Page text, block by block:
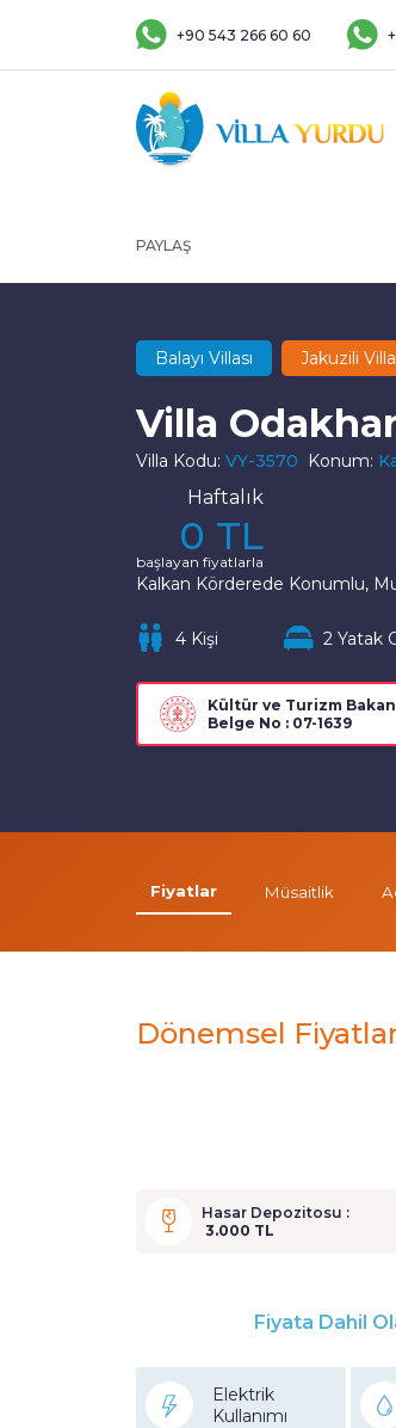
+90 543 266 60 60
PAYLAŞ
Balayı Villası Jakuzili Villa
Villa
Villa Kodu: VY-3570 Konum:
Haftalık
0 TL
başlayan fiyatlarla
Kalkan Körderede Konumlu,
4 Kişi 2 Yatak
Kültür ve Turizm
Belge No : 07-1639
Fiyatlar Müsaitlik
Dönemsel
Hasar Depozitosu :
3.000 TL
Fiyata Dahil
Elektrik
Kullanımı